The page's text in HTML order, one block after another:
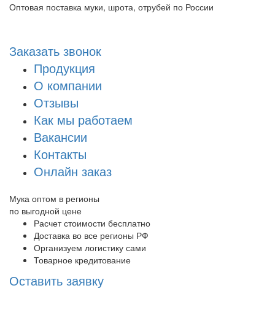
Оптовая поставка муки, шрота, отрубей по России
Заказать звонок
Продукция
О компании
Отзывы
Как мы работаем
Вакансии
Контакты
Онлайн заказ
Мука оптом в регионы
по выгодной цене
Расчет стоимости бесплатно
Доставка во все регионы РФ
Организуем логистику сами
Товарное кредитование
Оставить заявку